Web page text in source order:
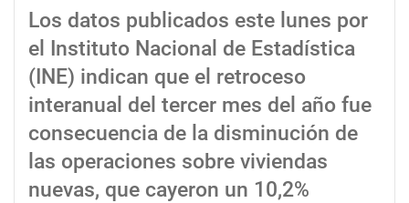
Los datos publicados este lunes por
el Instituto Nacional de Estadística
(INE) indican que el retroceso
interanual del tercer mes del año fue
consecuencia de la disminución de
las operaciones sobre viviendas
nuevas, que cayeron un 10,2%